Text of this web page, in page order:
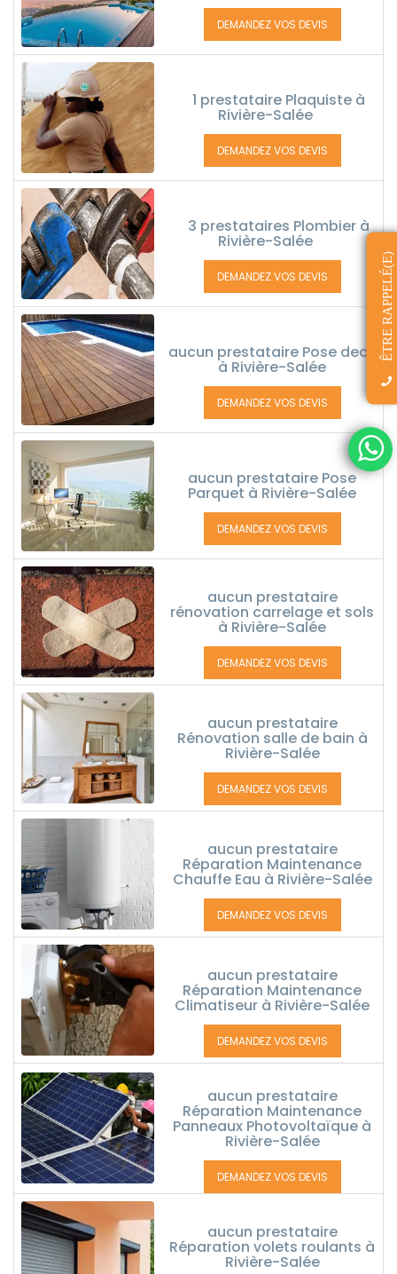
DEMANDEZ VOS DEVIS
1 prestataire Plaquiste à
Rivière-Salée
DEMANDEZ VOS DEVIS
3 prestataires Plombier à
Rivière-Salée
DEMANDEZ VOS DEVIS
aucun prestataire Pose deck
à Rivière-Salée
DEMANDEZ VOS DEVIS
aucun prestataire Pose
Parquet à Rivière-Salée
DEMANDEZ VOS DEVIS
aucun prestataire
rénovation carrelage et sols
à Rivière-Salée
DEMANDEZ VOS DEVIS
aucun prestataire
Rénovation salle de bain à
Rivière-Salée
DEMANDEZ VOS DEVIS
aucun prestataire
Réparation Maintenance
Chauffe Eau à Rivière-Salée
DEMANDEZ VOS DEVIS
aucun prestataire
Réparation Maintenance
Climatiseur à Rivière-Salée
DEMANDEZ VOS DEVIS
aucun prestataire
Réparation Maintenance
Panneaux Photovoltaïque à
Rivière-Salée
DEMANDEZ VOS DEVIS
aucun prestataire
Réparation volets roulants à
Rivière-Salée
ÊTRE RAPPELÉ(E)